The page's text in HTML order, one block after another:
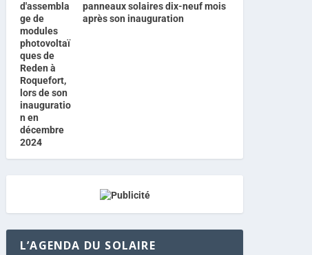
panneaux solaires dix-neuf mois
après son inauguration
L’AGENDA DU SOLAIRE